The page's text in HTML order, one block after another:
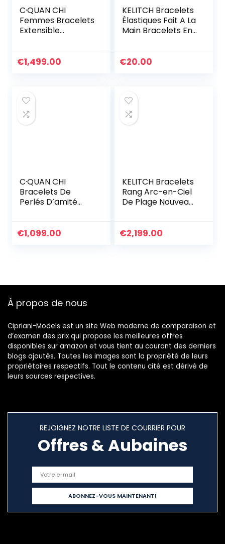
C·QUAN CHI
Femmes Bracelets
Extensible
Perles Miyuki Tila
€1,499.00
KELITCH Bracelets
Élastiques Fait A La
Main Bracelets En
Ligne Spécial Pour
€20.00
C·QUAN CHI
Bracelets De
Perlés D’amité
Lettre Bracelets
Pour Les Filles
€1,099.00
KELITCH Bracelets
Rang Arc-en-Ciel
De Plage Nouveau
Cadeau D’été
€2,199.00
À propos de nous
Cipriani-Models est un site Web moderne de comparaison et
d’examen des prix qui propose les meilleures offres
disponibles sur amazon et vous tient au courant des derniers
blogs ajoutés. Toutes les images sont la propriété de leurs
propriétaires respectifs. Tout le contenu cité est dérivé de
leurs sources respectives.
REJOIGNEZ NOTRE LISTE DE COURRIER POUR
Offres & Aubaines